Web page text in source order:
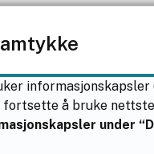
informasjonskapsler
fortsette å bruke
under